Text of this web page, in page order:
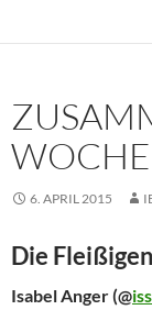
6. APRIL 2015
Die
Isabel Anger(@